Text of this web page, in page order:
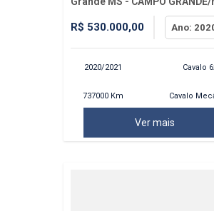
R$ 530.000,00 Ano:
2020/2021 Cavalo
737000 Km Cavalo
Ver mais